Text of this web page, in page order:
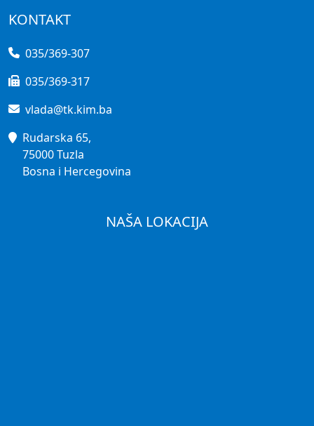
KONTAKT
035/369-307
035/369-317
vlada@tk.kim.ba
Rudarska 65,
75000 Tuzla
Bosna i Hercegovina
NAŠA LOKACIJA